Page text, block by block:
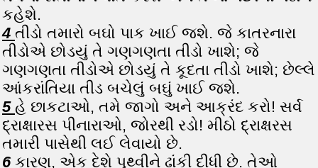
કહેશે.
4 તીડો તમારો બઘો પાક ખાઈ જશે. જે કાતરનારા
તીડોએ છોડયું તે ગણગણતા તીડો ખાશે; જે
ગણગણતા તીડોએ છોડયું તે કૂદતા તીડો ખાશે; છેલ્લે
આંકરાંતિયા તીડ બચેલું બઘું ખાઈ જશે.
5 હે છાકટાઓ, તમે જાગો અને આક્રંદ કરો! સર્વ
દ્રાક્ષારસ પીનારાઓ, જોરથી રડો! મીઠો દ્રાક્ષરસ
તમારી પાસેથી લઈ લેવાયો છે.
6 કારણ, એક દેશે પૃથ્વીને ઢાંકી દીધી છે. તેઓ